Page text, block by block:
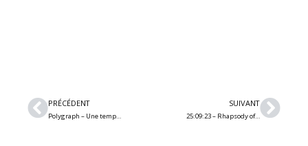
Précédent
PRÉCÉDENT
Polygraph – Une tempête glaciale et sanglante avec la nouvelle chanson « Twenty-Six »
SUIVANT
25:09:23 – Rhapsody of Fire / Enforcer / Striker / Witherfall (Québec)